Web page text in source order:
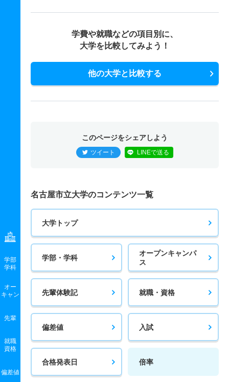
学部
学科
オー
キャン
先輩
就職
資格
偏差値
学費や就職などの項目別に、
大学を比較してみよう！
他の大学と比較する
このページをシェアしよう
ツイート LINEで送る
名古屋市立大学のコンテンツ一覧
大学トップ
学部・学科
オープンキャンパ
ス
先輩体験記 就職・資格
偏差値 入試
合格発表日 倍率